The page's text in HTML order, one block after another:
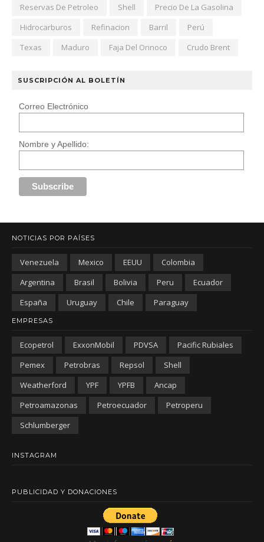
Reservas De Petroleo
Shell
Precio De La Gasolina
Hidrocarburos
Refinacion Barril
Perú
Texas
Maduro Faja Del Orinoco Crudo Brent
SUSCRIPCIÓN AL BOLETÍN
Correo Electrónico
Nombre y Apellido:
NOTICIAS POR PAÍSES
Venezuela Mexico EEUU
Colombia
Argentina
Brasil Bolivia Peru
Ecuador
España
Uruguay Chile Paraguay
EMPRESAS
Ecopetrol ExxonMobil PDVSA
Pacific Rubiales
Pemex
Petrobras Repsol
Shell
Weatherford
YPF YPFB
Ancap
Petroamazonas
Petroecuador
Petroperu
Schlumberger
INSTAGRAM
PUBLICIDAD Y DONACIONES